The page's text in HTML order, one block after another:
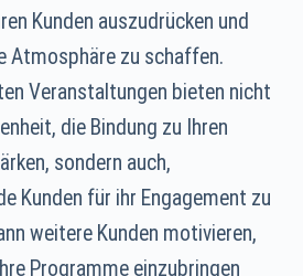
Kunden auszudrücken und
Atmosphäre zu schaffen.
Veranstaltungen bieten nicht
die Bindung zu Ihren
sondern auch,
Kunden für ihr Engagement zu
weitere Kunden motivieren,
Programme einzubringen